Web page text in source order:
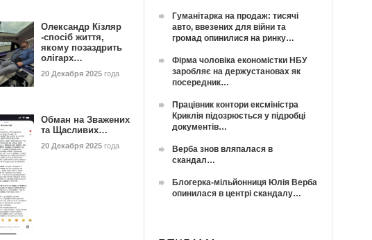
Олександр Кізляр
-спосіб життя,
якому позаздрить
олігарх…
20 Декабря 2025 года
Обман на Зважених
та Щасливих…
20 Декабря 2025 года
Гуманітарка на продаж: тисячі
авто, ввезених для війни та
громад опинилися на ринку…
Фірма чоловіка економістки НБУ
заробляє на держустановах як
посередник…
Працівник контори ексміністра
Криклія підозрюється у підробці
документів…
Верба знов вляпалася в
скандал…
Блогерка-мільйонниця Юлія Верба
опинилася в центрі скандалу…